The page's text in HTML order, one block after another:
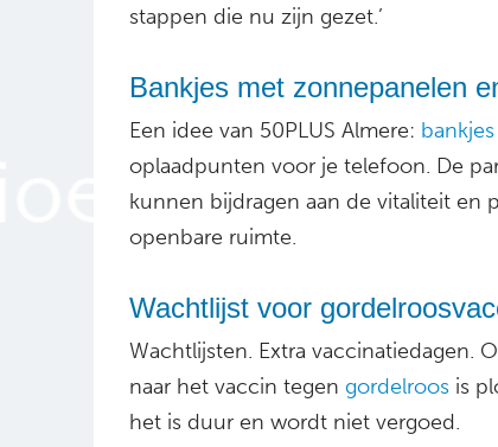
stappen die nu zijn gezet.’
Bankjes met zonnepanelen
Een idee van 50PLUS Almere: bankjes
oplaadpunten voor je telefoon. De
kunnen bijdragen aan de vitaliteit en
openbare ruimte.
Wachtlijst voor
Wachtlijsten. Extra vaccinatiedagen.
naar het vaccin tegen gordelroos is
het is duur en wordt niet vergoed.